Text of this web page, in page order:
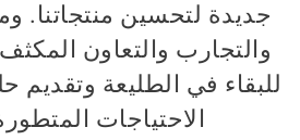
جديدة لتحسين منتجاتنا.
والتجارب والتعاون
للبقاء في الطليعة وتقديم
الاحتياجات